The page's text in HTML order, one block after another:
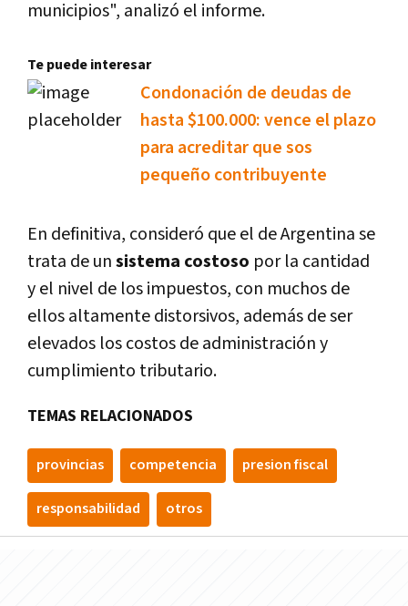
municipios", analizó el informe.
Te puede interesar
Condonación de deudas de
hasta $100.000: vence el plazo
para acreditar que sos
pequeño contribuyente
En definitiva, consideró que el de Argentina se
trata de unsistema costoso por la cantidad
y el nivel de los impuestos, con muchos de
ellos altamente distorsivos, además de ser
elevados los costos de administración y
cumplimiento tributario.
TEMAS RELACIONADOS
provincias competencia presion fiscal
responsabilidad otros